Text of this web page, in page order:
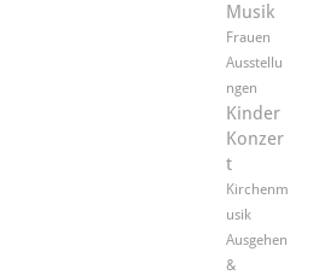
Musik
Frauen
Ausstellu
ngen
Kinder
Konzer
t
Kirchenm
usik
Ausgehen
&